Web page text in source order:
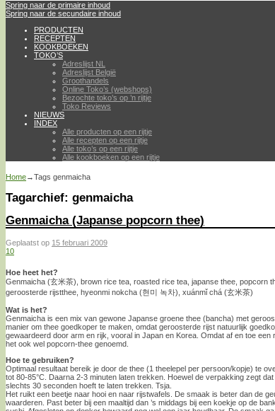
Spring naar de primaire inhoud
Spring naar de secundaire inhoud
PRODUCTEN
RECEPTEN
KOOKBOEKEN
TOKO’S
Adreslijst NL
Adreslijst België
Groothandels
Online Toko’s (webshops)
Bezochte toko’s op ’n rijtje
Toko Reviews
NIEUWS
INDEX
Alle producten op een rijtje
Alle recepten op een rijtje
Alle toko’s op een rijtje
Alle kookboeken op een rijtje
Home→Tags genmaicha
Tagarchief: genmaicha
Genmaicha (Japanse popcorn thee)
Geplaatst op 15 februari 2009
10
Hoe heet het?
Genmaicha (玄米茶), brown rice tea, roasted rice tea, japanse thee, popcorn
geroosterde rijstthee, hyeonmi nokcha (현미 녹차), xuánmǐ chá (玄米茶)
Wat is het?
Genmaicha is een mix van gewone Japanse groene thee (bancha) met
manier om thee goedkoper te maken, omdat geroosterde rijst natuurlijk
gewaardeerd door arm en rijk, vooral in Japan en Korea. Omdat af en toe
het ook wel popcorn-thee genoemd.
Hoe te gebruiken?
Optimaal resultaat bereik je door de thee (1 theelepel per persoon/kopje) te
tot 80-85°C. Daarna 2-3 minuten laten trekken. Hoewel de verpakking zegt
slechts 30 seconden hoeft te laten trekken. Tsja.
Het ruikt een beetje naar hooi en naar rijstwafels. De smaak is beter dan de
waarderen. Past beter bij een maaltijd dan ’s middags bij een koekje op de